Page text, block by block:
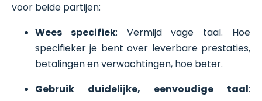
voor beide partijen:
Wees specifiek: Vermijd vage taal. Hoe
specifieker je bent over leverbare prestaties,
betalingen en verwachtingen, hoe beter.
Gebruik duidelijke, eenvoudige taal: